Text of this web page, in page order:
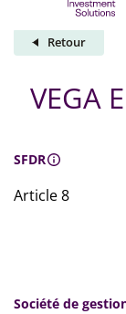
Retour
VEGA
SFDR
Article 8
Société de